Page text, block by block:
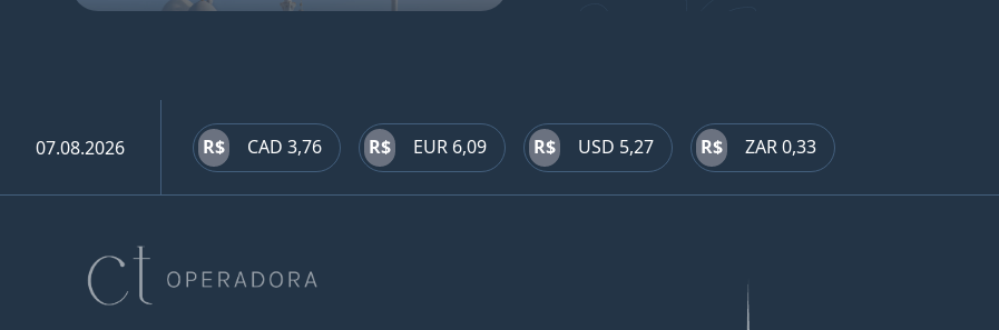
07.08.2026 R$ CAD 3,76 R$ EUR 6,09 R$ USD 5,27 R$ ZAR 0,33